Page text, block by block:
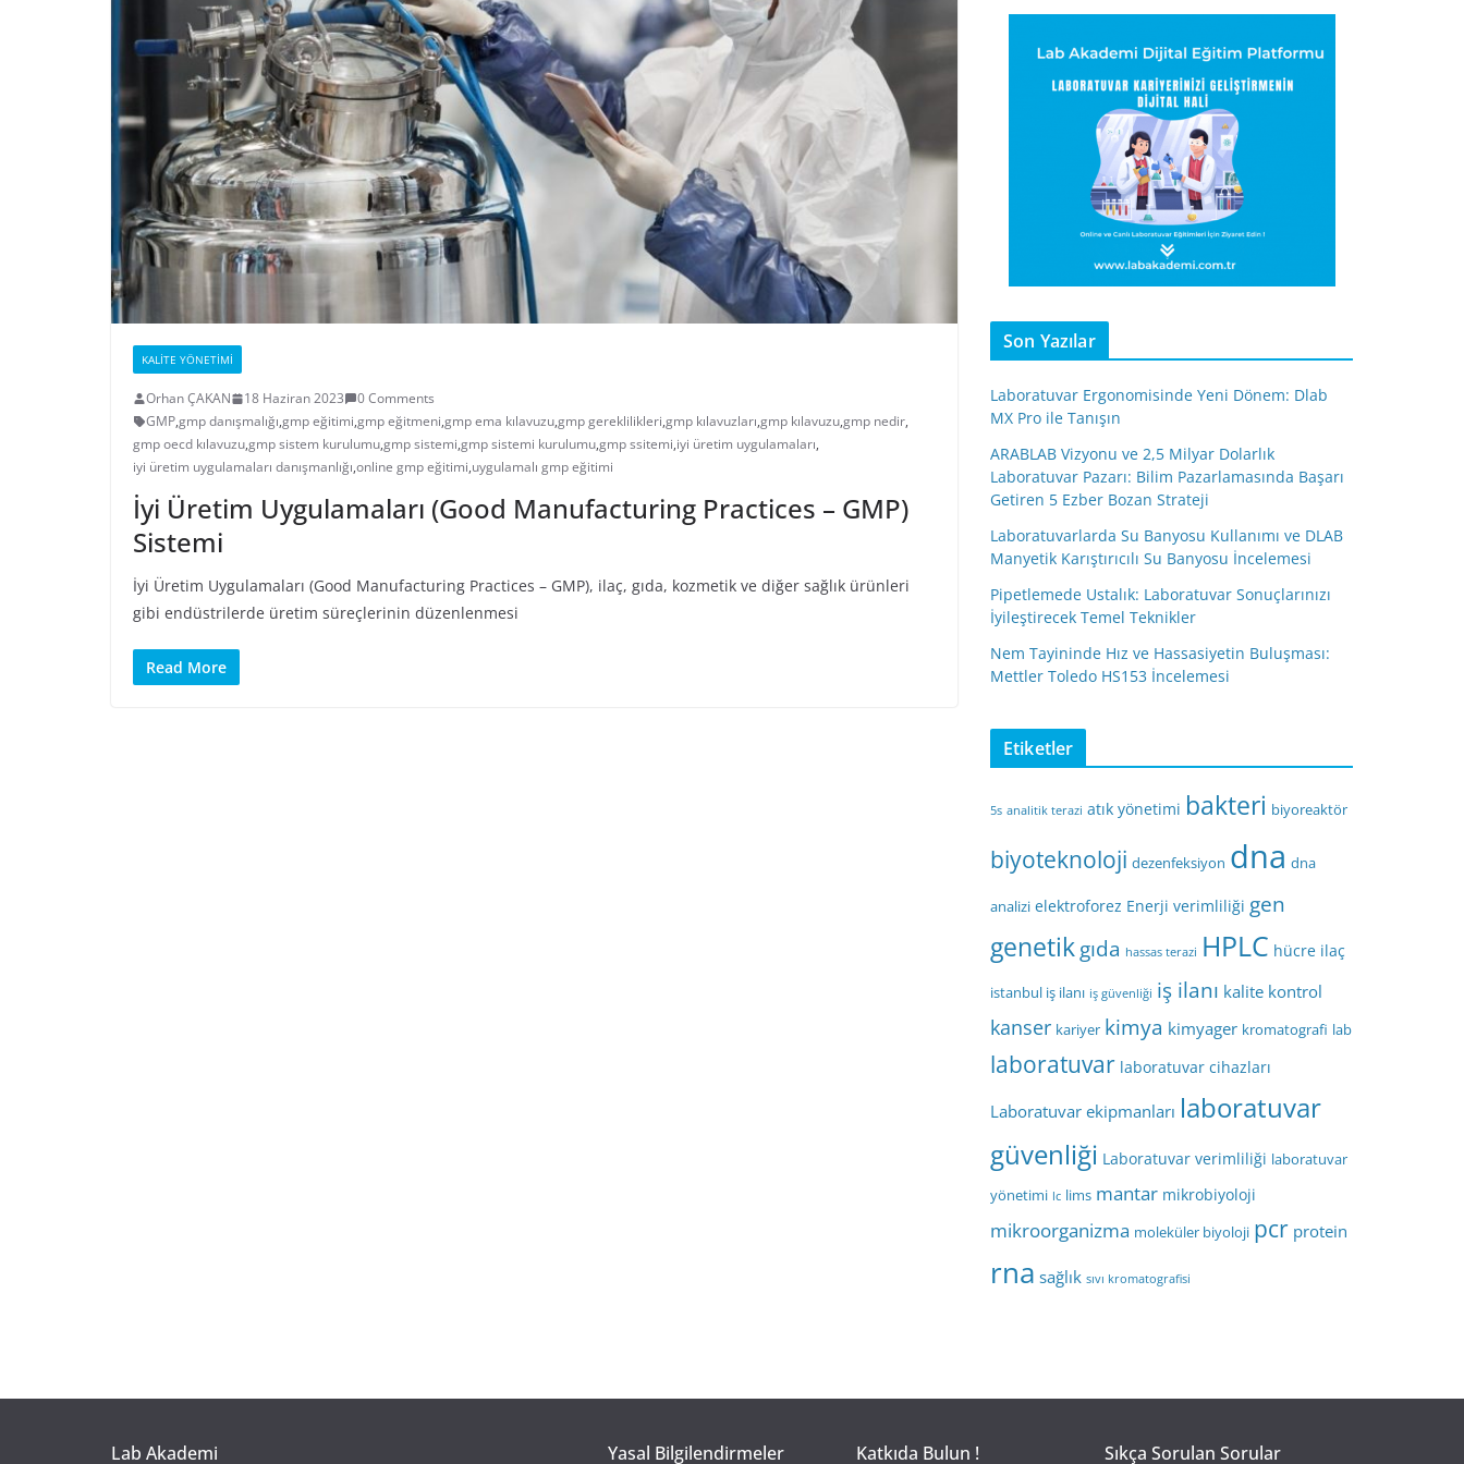
KALITE YÖNETIMI
Orhan ÇAKAN 18 Haziran 2023
0 Comments
GMP,gmp danışmalığı,gmp eğitimi,gmp eğitmeni,gmp ema kılavuzu,gmp gereklilikleri,gmp kılavuzları,gmp kılavuzu,gmp nedir,
gmp oecd kılavuzu,gmp sistem kurulumu,gmp sistemi,gmp sistemi kurulumu,gmp ssitemi,iyi üretim uygulamaları,
iyi üretim uygulamaları danışmanlığı,online gmp eğitimi,uygulamalı gmp eğitimi
İyi Üretim Uygulamaları (Good Manufacturing Practices – GMP)
Sistemi
İyi Üretim Uygulamaları (Good Manufacturing Practices – GMP), ilaç, gıda, kozmetik ve diğer sağlık ürünleri
gibi endüstrilerde üretim süreçlerinin düzenlenmesi
Read More
Son Yazılar
Laboratuvar Ergonomisinde Yeni Dönem: Dlab
MX Pro ile Tanışın
ARABLAB Vizyonu ve 2,5 Milyar Dolarlık
Laboratuvar Pazarı: Bilim Pazarlamasında Başarı
Getiren 5 Ezber Bozan Strateji
Laboratuvarlarda Su Banyosu Kullanımı ve DLAB
Manyetik Karıştırıcılı Su Banyosu İncelemesi
Pipetlemede Ustalık: Laboratuvar Sonuçlarınızı
İyileştirecek Temel Teknikler
Nem Tayininde Hız ve Hassasiyetin Buluşması:
Mettler Toledo HS153 İncelemesi
Etiketler
5s analitik terazi atık yönetimi bakteri biyoreaktör
biyoteknoloji dezenfeksiyon dna dna
analizi elektroforez Enerji verimliliği gen
genetikgıda hassas terazi HPLC hücre ilaç
istanbul iş ilanı iş güvenliği iş ilanı kalite kontrol
kanser kariyer kimya kimyager kromatografi lab
laboratuvar laboratuvar cihazları
Laboratuvar ekipmanları laboratuvar
güvenliği Laboratuvar verimliliği laboratuvar
yönetimi lc lims mantar mikrobiyoloji
mikroorganizma moleküler biyoloji pcr protein
rna sağlık sıvı kromatografisi
Lab Akademi Yasal Bilgilendirmeler Katkıda Bulun ! Sıkça Sorulan Sorular